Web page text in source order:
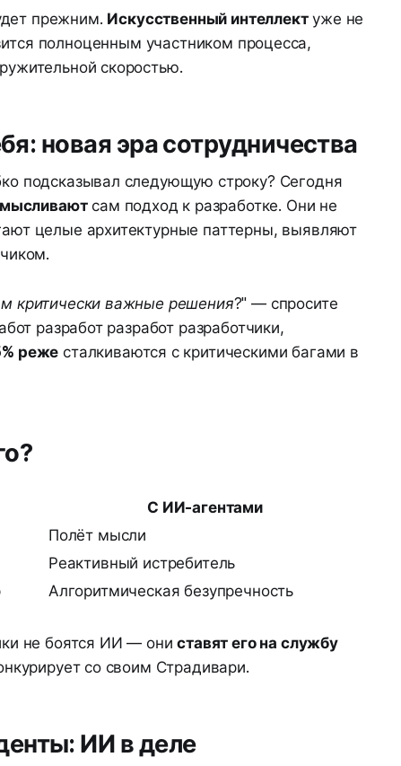
прежним. Искусственный интеллектуже не
полноценным участником процесса,
скоростью.
новая эра сотрудничества
подсказывал следующую строку? Сегодня
сам подход к разработке. Они не
целые архитектурные паттерны, выявляют
критически важные решения?" — спросите
разработ разработ разработчики,
реже сталкиваются с критическими багами в
С ИИ-агентами
Полёт мысли
Реактивный истребитель
Алгоритмическая безупречность
не боятся ИИ — ониставят его на службу
со своим Страдивари.
ИИ в деле